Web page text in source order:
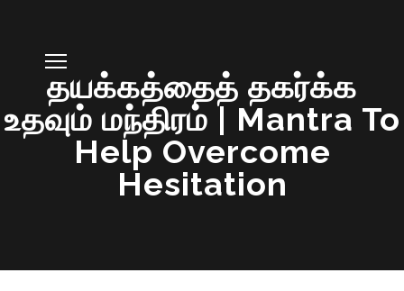
தயக்கத்தைத் தகர்க்க
உதவும் மந்திரம் | Mantra To
Help Overcome
Hesitation